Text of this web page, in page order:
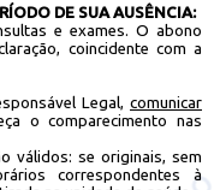
DE SUA AUSÊNCIA:
e exames. O abono
coincidente com a
Legal, comunicar
o comparecimento nas
válidos: se originais, sem
correspondentes à